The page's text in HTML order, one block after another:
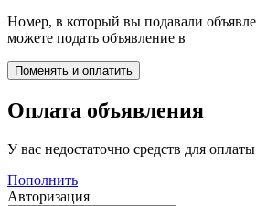
Номер, в который вы подавали
можете подать объявление в
Оплата объявления
У вас недостаточно средств для
Пополнить
Авторизация